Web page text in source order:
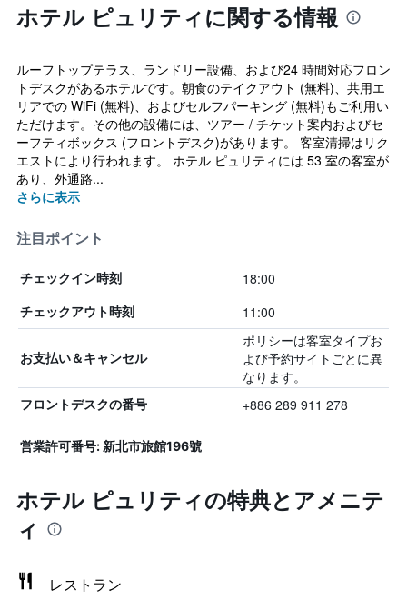
ホテル ピュリティに関する情報
ルーフトップテラス、ランドリー設備、および24 時間対応フロン
トデスクがあるホテルです。朝食のテイクアウト (無料)、共用エ
リアでの WiFi (無料)、およびセルフパーキング (無料)もご利用い
ただけます。その他の設備には、ツアー / チケット案内およびセ
ーフティボックス (フロントデスク)があります。 客室清掃はリク
エストにより行われます。 ホテル ピュリティには 53 室の客室が
あり、外通路...
さらに表示
注目ポイント
チェックイン時刻 18:00
チェックアウト時刻 11:00
お支払い＆キャンセル
ポリシーは客室タイプお
よび予約サイトごとに異
なります。
フロントデスクの番号 +886 289 911 278
営業許可番号: 新北市旅館196號
ホテル ピュリティの特典とアメニテ
ィ
レストラン